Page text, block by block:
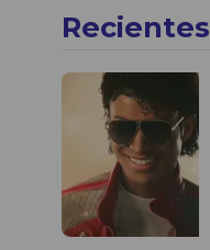
Recientes